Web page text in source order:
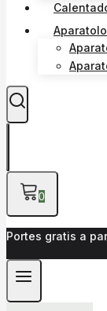
0
Portes gratis a